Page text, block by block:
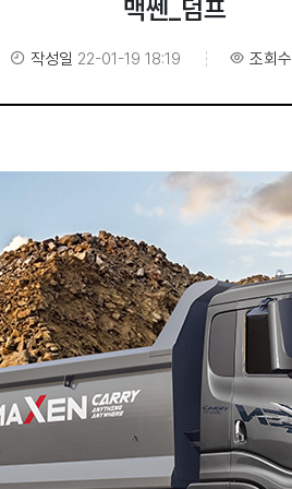
맥쎈_덤프
작성일 22-01-19 18:19 조회수